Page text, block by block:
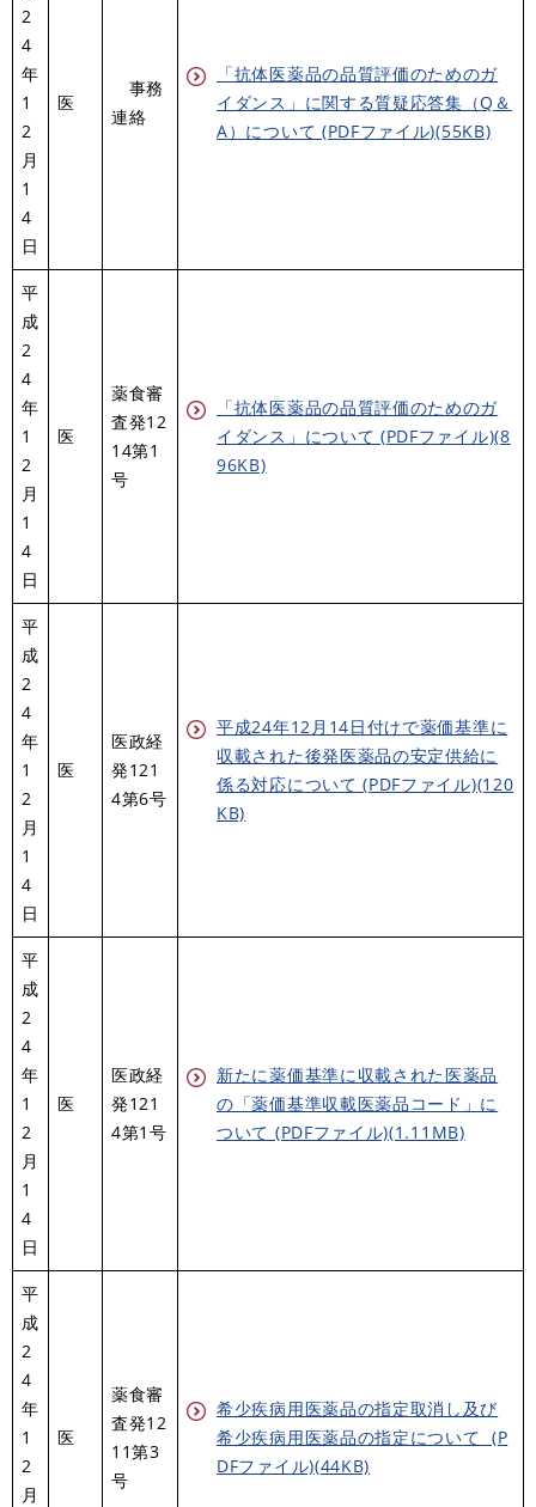
2
4
年
1
2
月
1
4
日
医
事務
連絡
「抗体医薬品の品質評価のためのガ
イダンス」に関する質疑応答集（Q＆
A）について (PDFファイル)(55KB)
平
成
2
4
年
1
2
月
1
4
日
医
薬食審
査発12
14第1
号
「抗体医薬品の品質評価のためのガ
イダンス」について (PDFファイル)(8
96KB)
平
成
2
4
年
1
2
月
1
4
日
医
医政経
発121
4第6号
平成24年12月14日付けで薬価基準に
収載された後発医薬品の安定供給に
係る対応について (PDFファイル)(120
KB)
平
成
2
4
年
1
2
月
1
4
日
医
医政経
発121
4第1号
新たに薬価基準に収載された医薬品
の「薬価基準収載医薬品コード」に
ついて (PDFファイル)(1.11MB)
平
成
2
4
年
1
2
月
医
薬食審
査発12
11第3
号
希少疾病用医薬品の指定取消し及び
希少疾病用医薬品の指定について (P
DFファイル)(44KB)